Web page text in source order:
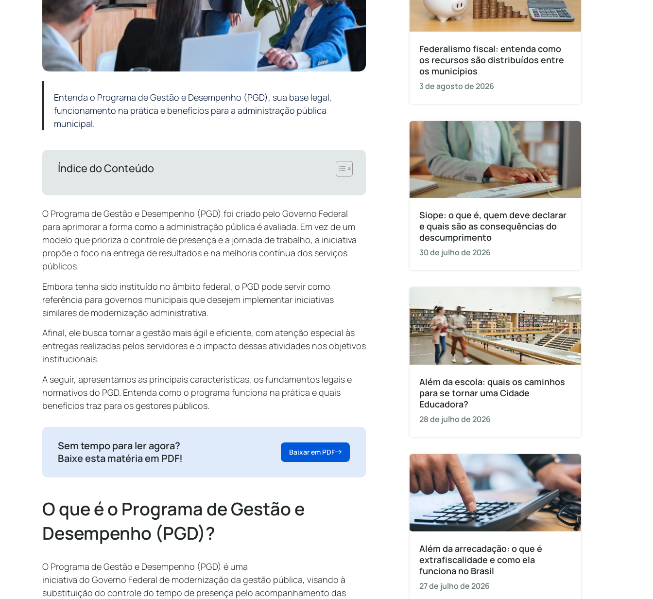
Entenda o Programa de Gestão e Desempenho (PGD), sua base legal,
funcionamento na prática e benefícios para a administração pública
municipal.
Índice do Conteúdo
O Programa de Gestão e Desempenho (PGD) foi criado pelo Governo Federal
para aprimorar a forma como a administração pública é avaliada. Em vez de um
modelo que prioriza o controle de presença e a jornada de trabalho, a iniciativa
propõe o foco na entrega de resultados e na melhoria contínua dos serviços
públicos.
Embora tenha sido instituído no âmbito federal, o PGD pode servir como
referência para governos municipais que desejem implementar iniciativas
similares de modernização administrativa.
Afinal, ele busca tornar a gestão mais ágil e eficiente, com atenção especial às
entregas realizadas pelos servidores e o impacto dessas atividades nos objetivos
institucionais.
A seguir, apresentamos as principais características, os fundamentos legais e
normativos do PGD. Entenda como o programa funciona na prática e quais
benefícios traz para os gestores públicos.
Sem tempo para ler agora?
Baixe esta matéria em PDF!
Baixar em PDF
O que é o Programa de Gestão e
Desempenho (PGD)?
O Programa de Gestão e Desempenho (PGD) é uma
iniciativa do Governo Federal de modernização da gestão pública, visando à
substituição do controle do tempo de presença pelo acompanhamento das
Federalismo fiscal: entenda como
os recursos são distribuídos entre
os municípios
3 de agosto de 2026
Siope: o que é, quem deve declarar
e quais são as consequências do
descumprimento
30 de julho de 2026
Além da escola: quais os caminhos
para se tornar uma Cidade
Educadora?
28 de julho de 2026
Além da arrecadação: o que é
extrafiscalidade e como ela
funciona no Brasil
27 de julho de 2026